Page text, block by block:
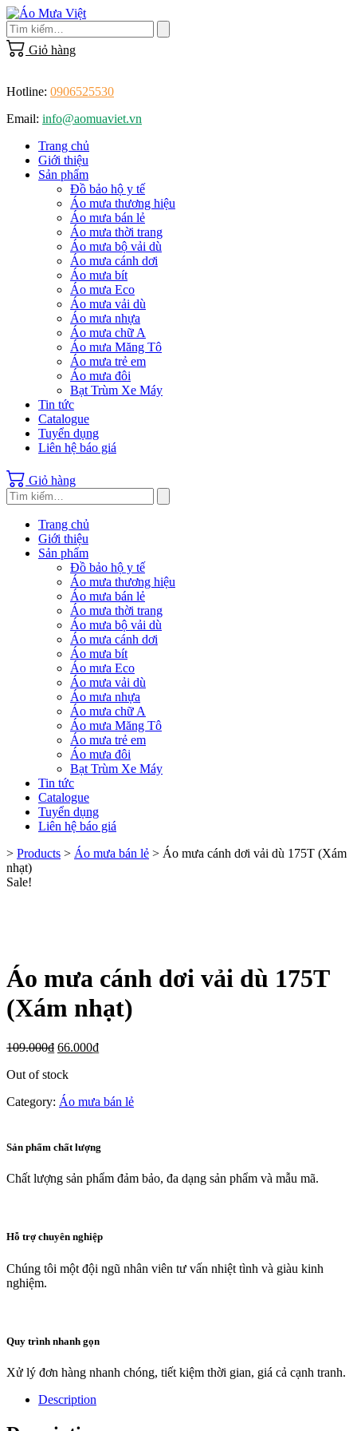
Skip
to
content
Giỏ hàng
Hotline: 0906525530
Email: info@aomuaviet.vn
Trang chủ
Giới thiệu
Sản phẩm
Đồ bảo hộ y tế
Áo mưa thương hiệu
Áo mưa bán lẻ
Áo mưa thời trang
Áo mưa bộ vải dù
Áo mưa cánh dơi
Áo mưa bít
Áo mưa Eco
Áo mưa vải dù
Áo mưa nhựa
Áo mưa chữ A
Áo mưa Măng Tô
Áo mưa trẻ em
Áo mưa đôi
Bạt Trùm Xe Máy
Tin tức
Catalogue
Tuyển dụng
Liên hệ báo giá
Giỏ hàng
Trang chủ
Giới thiệu
Sản phẩm
Đồ bảo hộ y tế
Áo mưa thương hiệu
Áo mưa bán lẻ
Áo mưa thời trang
Áo mưa bộ vải dù
Áo mưa cánh dơi
Áo mưa bít
Áo mưa Eco
Áo mưa vải dù
Áo mưa nhựa
Áo mưa chữ A
Áo mưa Măng Tô
Áo mưa trẻ em
Áo mưa đôi
Bạt Trùm Xe Máy
Tin tức
Catalogue
Tuyển dụng
Liên hệ báo giá
> Products > Áo mưa bán lẻ > Áo mưa cánh dơi vải dù 175T (Xám
nhạt)
Sale!
Áo mưa cánh dơi vải dù 175T
(Xám nhạt)
109.000₫ 66.000₫
Out of stock
Category: Áo mưa bán lẻ
Sản phẩm chất lượng
Chất lượng sản phẩm đảm bảo, đa dạng sản phẩm và mẫu mã.
Hỗ trợ chuyên nghiệp
Chúng tôi một đội ngũ nhân viên tư vấn nhiệt tình và giàu kinh
nghiệm.
Quy trình nhanh gọn
Xử lý đơn hàng nhanh chóng, tiết kiệm thời gian, giá cả cạnh tranh.
Description